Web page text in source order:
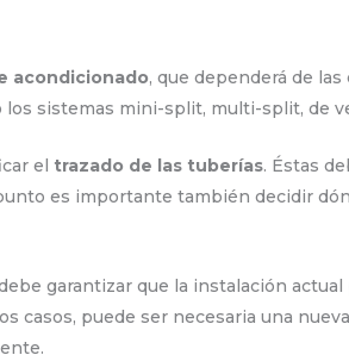
acondicionado, que dependerá de
sistemas mini-split, multi-split, de
el trazado de las tuberías. Éstas
es importante también decidir
garantizar que la instalación
casos, puede ser necesaria una